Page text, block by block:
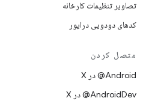
تصاویر تنظیمات کارخانه
کدهای دودویی درایور
متصل کردن
‫‎@Android در X
‫‎@AndroidDev در X